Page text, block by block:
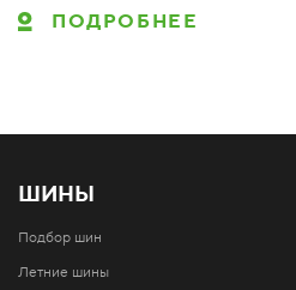
ПОДРОБНЕЕ
ШИНЫ
Подбор шин
Летние шины